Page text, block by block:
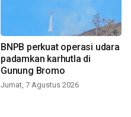
BNPB perkuat operasi udara
padamkan karhutla di
Gunung Bromo
Jumat, 7 Agustus 2026